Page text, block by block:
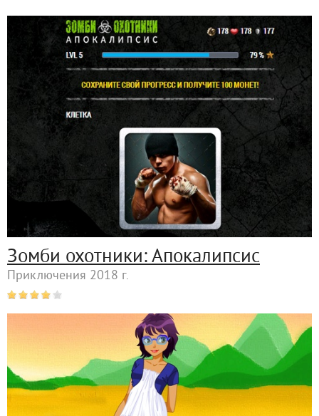
Зомби охотники: Апокалипсис
Приключения 2018 г.